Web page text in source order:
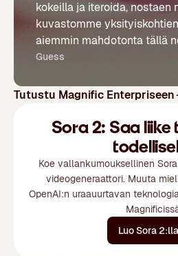
kokeilla ja iteroida,
kuvastomme
aiemmin mahdotonta tällä
Guess
Tutustu Magnific Enterpriseen
Sora 2: Saa
Koe vallankumouksellinen
videogeneraattori. Muuta
OpenAI:n uraauurtavan
Luo Sora 2:lla